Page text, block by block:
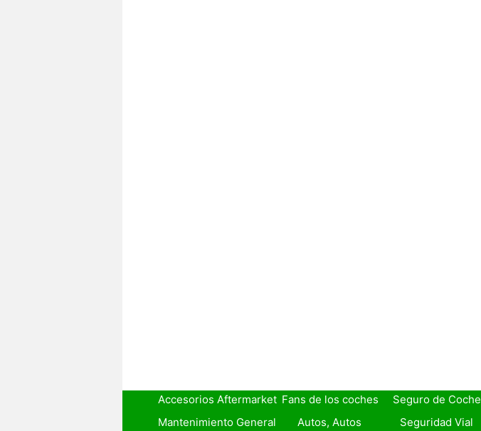
Accesorios Aftermarket Fans de los coches Seguro de Coche
Mantenimiento General
Autos, Autos Seguridad Vial